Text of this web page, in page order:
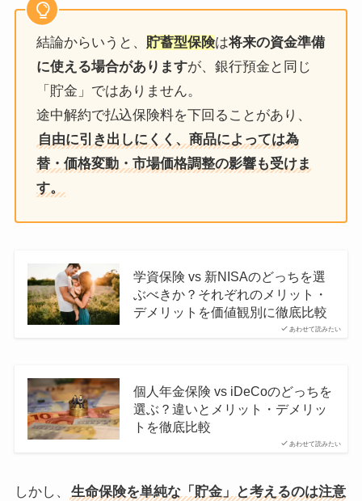
結論からいうと、 貯蓄型保険は将来の資金準備
に使える場合がありますが、銀行預金と同じ
「貯金」ではありません。
途中解約で払込保険料を下回ることがあり、
自由に引き出しにくく、商品によっては為
替・価格変動・市場価格調整の影響も受けま
す。
あわせて読みたい
学資保険 vs 新NISAのどっちを選
ぶべきか？それぞれのメリット・
デメリットを価値観別に徹底比較
あわせて読みたい
個人年金保険 vs iDeCoのどっちを
選ぶ？違いとメリット・デメリッ
トを徹底比較
しかし、
生命保険を単純な「貯金」と考えるのは注意